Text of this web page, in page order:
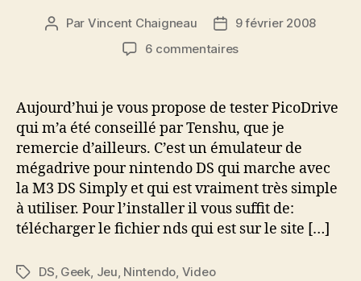
Auteur
Par Vincent Chaigneau
Date
de
9 février 2008
6 commentairessur
émulateur
mégadrive
pour
DS
Aujourd’hui je vous propose de tester PicoDrive
qui m’a été conseillé par Tenshu, que je
remercie d’ailleurs. C’est un émulateur de
mégadrive pour nintendo DS qui marche avec
la M3 DS Simply et qui est vraiment très simple
à utiliser. Pour l’installer il vous suffit de:
télécharger le fichier nds qui est sur le site […]
Étiquettes
DS Geek Jeu Nintendo Video